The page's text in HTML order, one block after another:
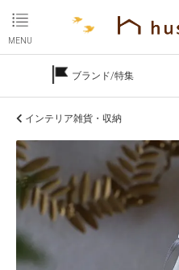
MENU
ブランド/特集
インテリア雑貨・収納